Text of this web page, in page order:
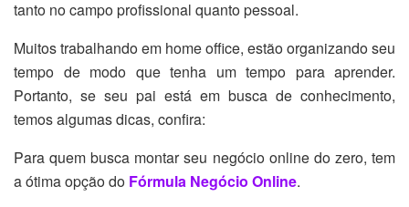
tanto no campo profissional quanto pessoal.
Muitos trabalhando em home office, estão organizando seu
tempo de modo que tenha um tempo para aprender.
Portanto, se seu pai está em busca de conhecimento,
temos algumas dicas, confira:
Para quem busca montar seu negócio online do zero, tem
a ótima opção do Fórmula Negócio Online.